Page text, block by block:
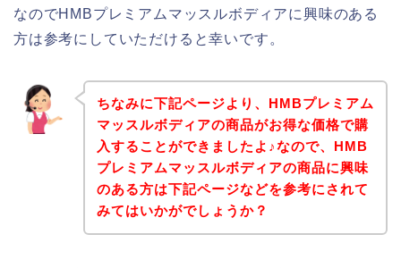
なのでHMBプレミアムマッスルボディアに興味のある
方は参考にしていただけると幸いです。
ちなみに下記ページより、HMBプレミアム
マッスルボディアの商品がお得な価格で購
入することができましたよ♪なので、HMB
プレミアムマッスルボディアの商品に興味
のある方は下記ページなどを参考にされて
みてはいかがでしょうか？